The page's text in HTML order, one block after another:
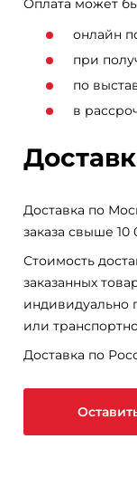
Оплата может
онлайн
при
по
в
Доставка по
заказа свыше 10
Стоимость
заказанных
индивидуально
или
Доставка по